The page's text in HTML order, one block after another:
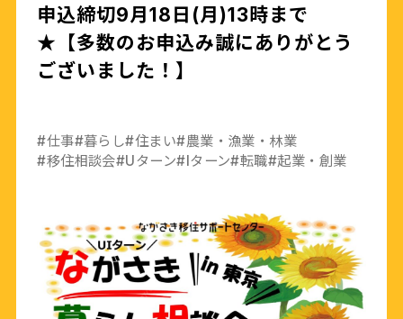
申込締切9月18日(月)13時まで
★【多数のお申込み誠にありがとう
ございました！】
#仕事#暮らし#住まい#農業・漁業・林業
#移住相談会#Uターン#Iターン#転職#起業・創業